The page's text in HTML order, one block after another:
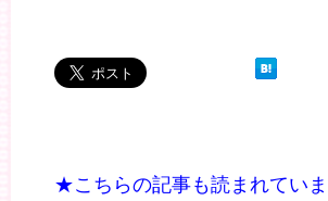
★こちらの記事も読まれてい